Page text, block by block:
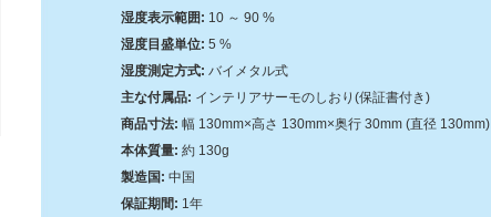
湿度表示範囲: 10 ～ 90 %
湿度目盛単位: 5 %
湿度測定方式: バイメタル式
主な付属品: インテリアサーモのしおり(保証書付き)
商品寸法: 幅 130mm×高さ 130mm×奥行 30mm (直径 130mm)
本体質量: 約 130g
製造国: 中国
保証期間: 1年